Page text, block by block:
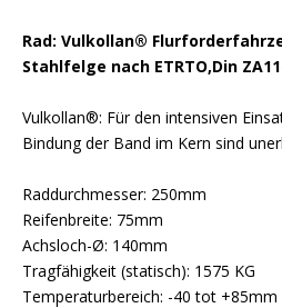
Rad: Vulkollan®
Stahlfelge nach ETRTO,Din
Vulkollan®: Für den intensiven
Bindung der Band im Kern sind
Raddurchmesser: 250mm
Reifenbreite: 75mm
Achsloch-Ø: 140mm
Tragfähigkeit (statisch): 1575 KG
Temperaturbereich: -40 tot +85mm